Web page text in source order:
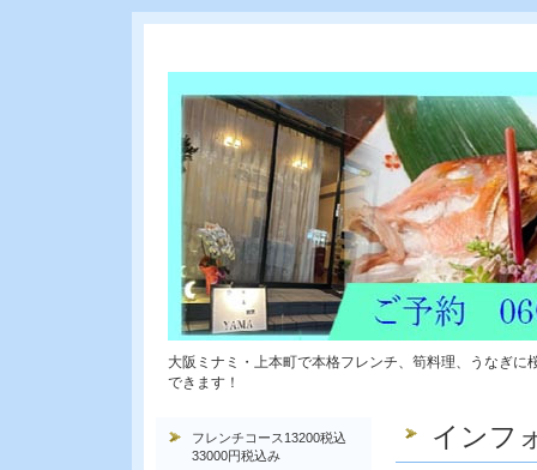
大阪ミナミ・上本町で本格フレンチ、筍料理、うなぎ
できます！
インフ
フレンチコース13200税込
33000円税込み